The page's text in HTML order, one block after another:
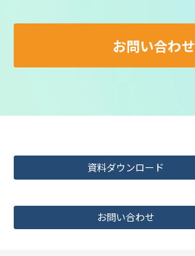
お問い合わせ
資料ダウンロード
お問い合わせ